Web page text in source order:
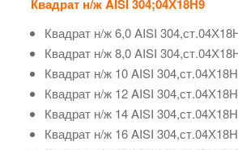
Квадрат н/ж AISI 304;04Х18Н9
Квадрат н/ж 6,0 AISI
Квадрат н/ж 8,0 AISI
Квадрат н/ж 10 AISI
Квадрат н/ж 12 AISI
Квадрат н/ж 14 AISI
Квадрат н/ж 16 AISI